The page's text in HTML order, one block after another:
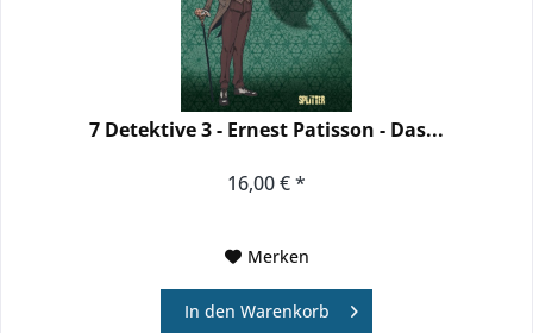
7 Detektive 3 - Ernest Patisson - Das...
16,00 € *
Merken
In den Warenkorb